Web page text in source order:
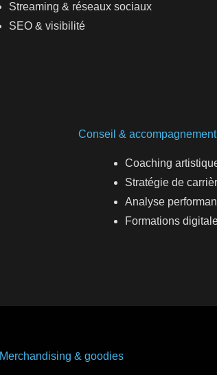
Streaming & réseaux sociaux
SEO & visibilité
Conseil & accompagnement
Coaching
Stratégie de
Analyse
Formations
Merchandising & goodies